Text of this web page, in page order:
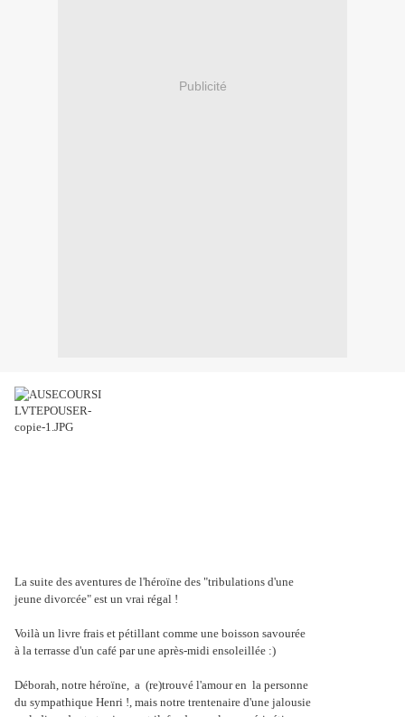
Publicité
La suite des aventures de l'héroïne des "tribulations d'une
jeune divorcée" est un vrai régal !
Voilà un livre frais et pétillant comme une boisson savourée
à la terrasse d'un café par une après-midi ensoleillée :)
Déborah, notre héroïne, a (re)trouvé l'amour en la personne
du sympathique Henri !, mais notre trentenaire d'une jalousie